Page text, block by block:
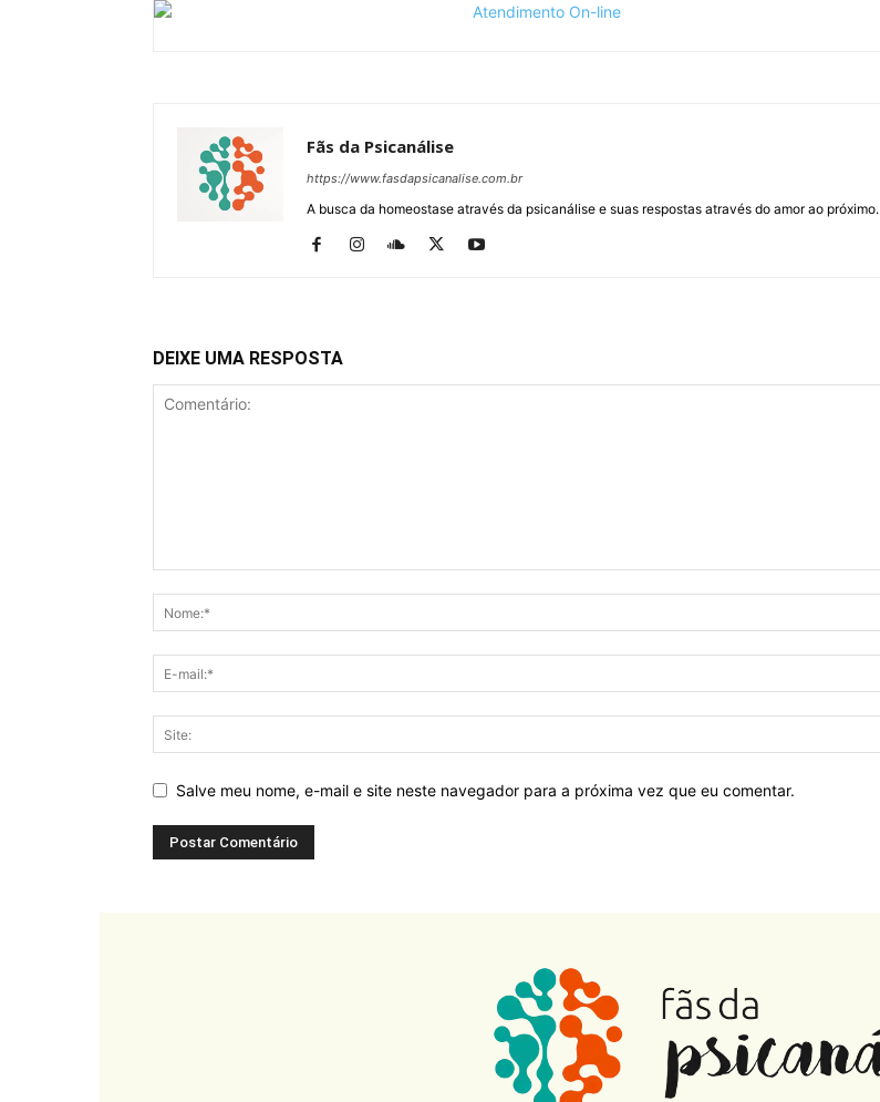
Fãs da Psicanálise
https://www.fasdapsicanalise.com.br
A busca da homeostase através da psicanálise e suas respostas através do amor ao próximo.
DEIXE UMA RESPOSTA
Salve meu nome, e-mail e site neste navegador para a próxima vez que eu comentar.